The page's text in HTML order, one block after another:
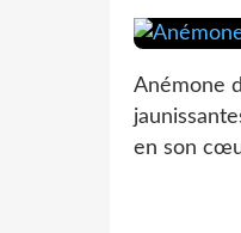
Anémone
en son